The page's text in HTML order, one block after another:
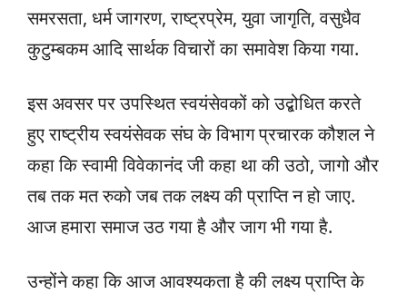
समरसता, धर्म जागरण, राष्ट्रप्रेम, युवा जागृति, वसुधैव
कुटुम्बकम आदि सार्थक विचारों का समावेश किया गया.
इस अवसर पर उपस्थित स्वयंसेवकों को उद्बोधित करते
हुए राष्ट्रीय स्वयंसेवक संघ के विभाग प्रचारक कौशल ने
कहा कि स्वामी विवेकानंद जी कहा था की उठो, जागो और
तब तक मत रुको जब तक लक्ष्य की प्राप्ति न हो जाए.
आज हमारा समाज उठ गया है और जाग भी गया है.
उन्होंने कहा कि आज आवश्यकता है की लक्ष्य प्राप्ति के